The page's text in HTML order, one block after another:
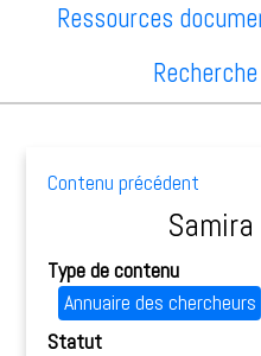
Ressources
Contenu précédent
Type de contenu
Annuaire des chercheurs
Statut